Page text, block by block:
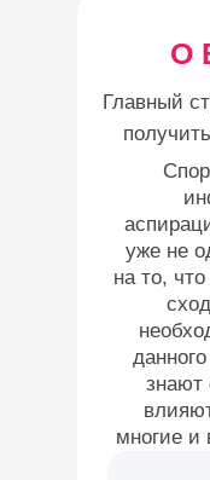
О
Главный
уже не
на то,
знают
многие и